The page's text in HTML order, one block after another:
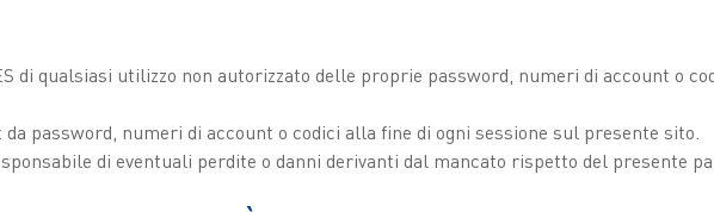
di qualsiasi utilizzo non autorizzato delle proprie password, numeri di account o
password, numeri di account o codici alla fine di ogni sessione sul presente sito.
di eventuali perdite o danni derivanti dal mancato rispetto del presente